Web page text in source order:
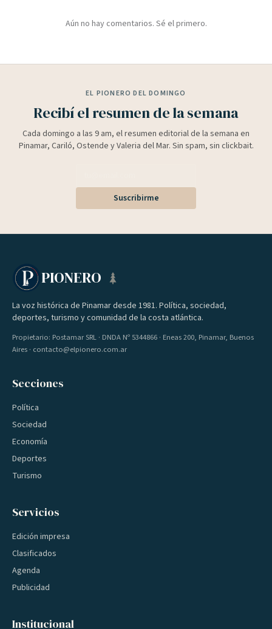
Aún no hay comentarios. Sé el primero.
EL PIONERO DEL DOMINGO
Recibí el resumen de la semana
Cada domingo a las 9 am, el resumen editorial de la semana en
Pinamar, Cariló, Ostende y Valeria del Mar. Sin spam, sin clickbait.
Suscribirme
PIONERO
La voz histórica de Pinamar desde 1981. Política, sociedad,
deportes, turismo y comunidad de la costa atlántica.
Propietario: Postamar SRL · DNDA Nº 5344866 · Eneas 200, Pinamar, Buenos
Aires · contacto@elpionero.com.ar
Secciones
Política
Sociedad
Economía
Deportes
Turismo
Servicios
Edición impresa
Clasificados
Agenda
Publicidad
Institucional